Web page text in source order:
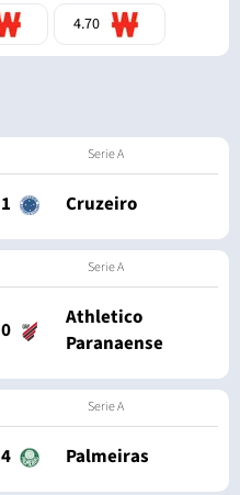
4.70
Serie A
1 Cruzeiro
Serie A
0
Athletico
Paranaense
Serie A
4 Palmeiras